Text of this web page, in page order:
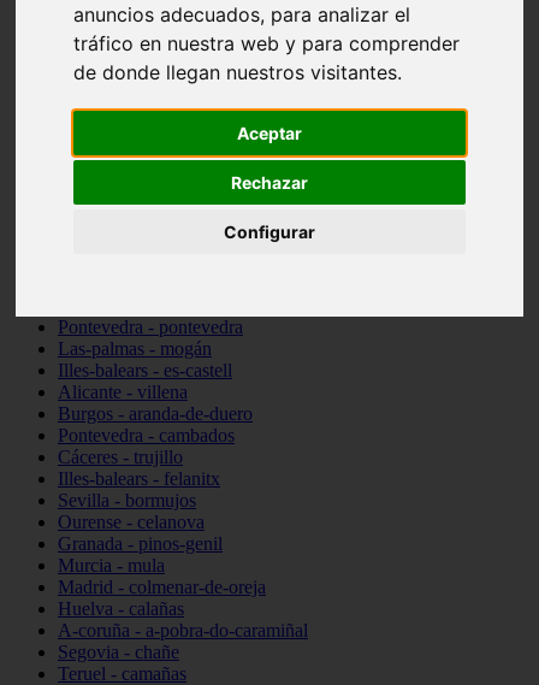
anuncios adecuados, para analizar el
tráfico en nuestra web y para comprender
de donde llegan nuestros visitantes.
Aceptar
Rechazar
Configurar
Almería - roquetas-de-mar
Girona - tossa-de-mar
Barcelona - sant-cugat-del-vallès
Alicante - l39alfàs-del-pi
Barcelona - vilanova-i-la-geltrú
Castellón - peñíscola
Illes-balears - sant-josep-de-sa-talaia
Pontevedra - pontevedra
Las-palmas - mogán
Illes-balears - es-castell
Alicante - villena
Burgos - aranda-de-duero
Pontevedra - cambados
Cáceres - trujillo
Illes-balears - felanitx
Sevilla - bormujos
Ourense - celanova
Granada - pinos-genil
Murcia - mula
Madrid - colmenar-de-oreja
Huelva - calañas
A-coruña - a-pobra-do-caramiñal
Segovia - chañe
Teruel - camañas